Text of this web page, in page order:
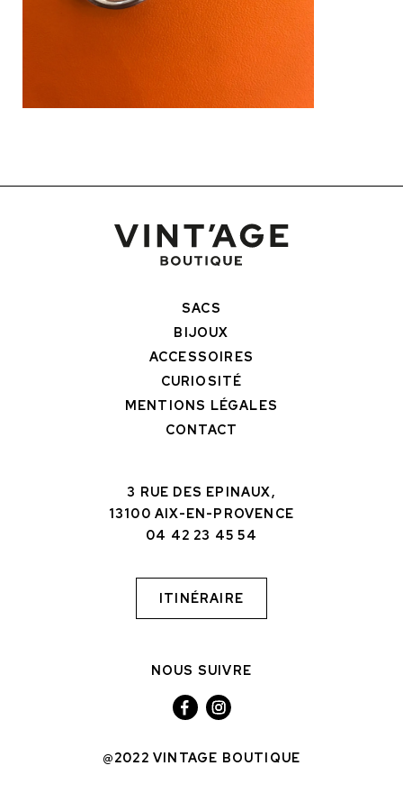
SACS
BIJOUX
ACCESSOIRES
CURIOSITÉ
MENTIONS LÉGALES
CONTACT
3 RUE DES EPINAUX,
13100 AIX-EN-PROVENCE
04 42 23 45 54
ITINÉRAIRE
NOUS SUIVRE
@2022 VINTAGE BOUTIQUE